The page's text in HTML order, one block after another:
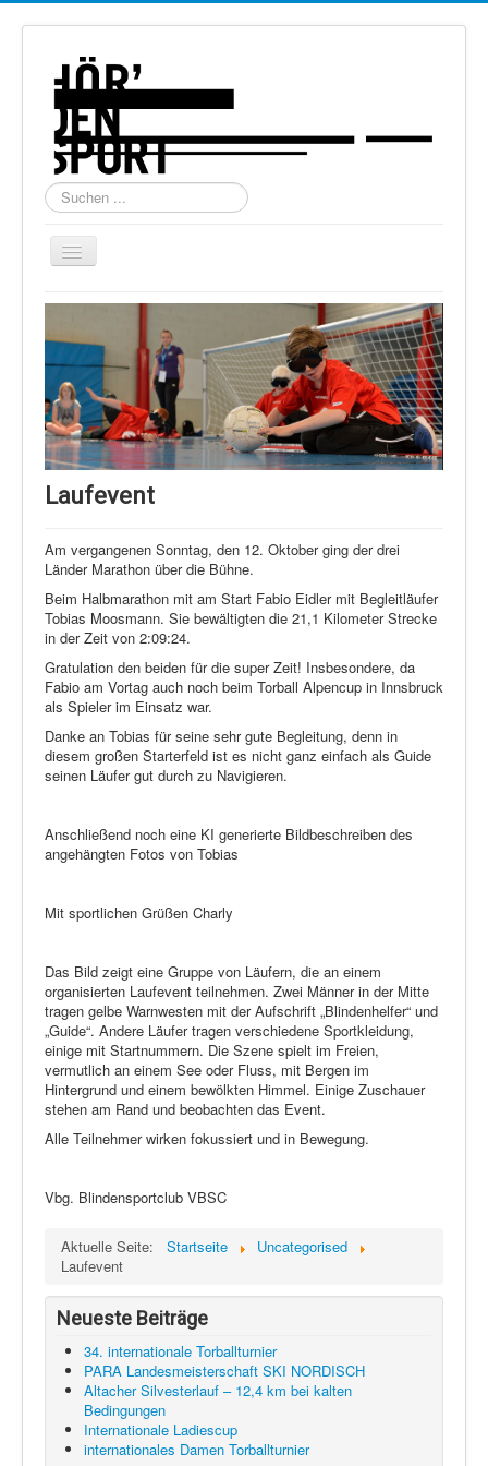
Suchen
...
Navigation
Home
Über uns
Torball
Schießen
Schi Alpin
Schi Nordisch
Showdown
Datenschutz
Laufevent
Am vergangenen Sonntag, den 12. Oktober ging der drei
Länder Marathon über die Bühne.
Beim Halbmarathon mit am Start Fabio Eidler mit Begleitläufer
Tobias Moosmann. Sie bewältigten die 21,1 Kilometer Strecke
in der Zeit von 2:09:24.
Gratulation den beiden für die super Zeit! Insbesondere, da
Fabio am Vortag auch noch beim Torball Alpencup in Innsbruck
als Spieler im Einsatz war.
Danke an Tobias für seine sehr gute Begleitung, denn in
diesem großen Starterfeld ist es nicht ganz einfach als Guide
seinen Läufer gut durch zu Navigieren.
Anschließend noch eine KI generierte Bildbeschreiben des
angehängten Fotos von Tobias
Mit sportlichen Grüßen Charly
Das Bild zeigt eine Gruppe von Läufern, die an einem
organisierten Laufevent teilnehmen. Zwei Männer in der Mitte
tragen gelbe Warnwesten mit der Aufschrift „Blindenhelfer“ und
„Guide“. Andere Läufer tragen verschiedene Sportkleidung,
einige mit Startnummern. Die Szene spielt im Freien,
vermutlich an einem See oder Fluss, mit Bergen im
Hintergrund und einem bewölkten Himmel. Einige Zuschauer
stehen am Rand und beobachten das Event.
Alle Teilnehmer wirken fokussiert und in Bewegung.
Vbg. Blindensportclub VBSC
Aktuelle Seite: Startseite
Uncategorised
Laufevent
Neueste Beiträge
34. internationale Torballturnier
PARA Landesmeisterschaft SKI NORDISCH
Altacher Silvesterlauf – 12,4 km bei kalten
Bedingungen
Internationale Ladiescup
internationales Damen Torballturnier